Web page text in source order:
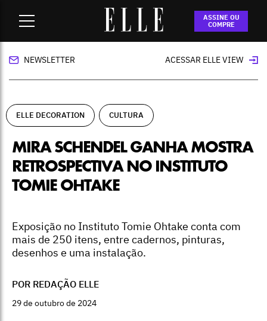
ASSINE OU
COMPRE
-Mira Schendel ganha mostra
retrospectiva no Instituto Tomie Ohtake
NEWSLETTER ACESSAR ELLE VIEW
ELLE DECORATION CULTURA
MIRA SCHENDEL GANHA MOSTRA
RETROSPECTIVA NO INSTITUTO
TOMIE OHTAKE
Exposição no Instituto Tomie Ohtake conta com
mais de 250 itens, entre cadernos, pinturas,
desenhos e uma instalação.
POR REDAÇÃO ELLE
29 de outubro de 2024